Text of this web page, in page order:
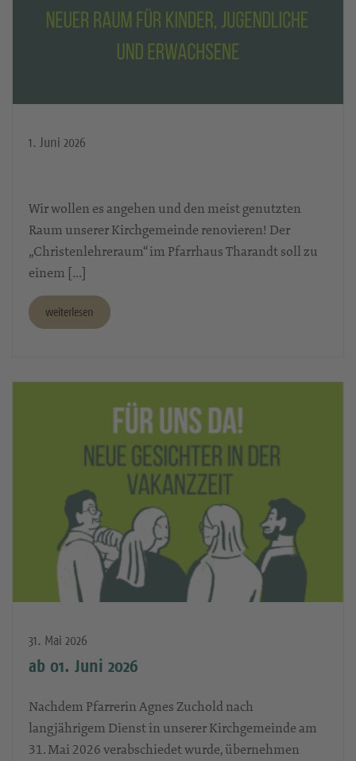
1. Juni 2026
Wir wollen es angehen und den meist genutzten
Raum unserer Kirchgemeinde renovieren! Der
„Christenlehreraum“ im Pfarrhaus Tharandt soll zu
einem […]
weiterlesen
31. Mai 2026
ab 01. Juni 2026
Nachdem Pfarrerin Agnes Zuchold nach
langjährigem Dienst in unserer Kirchgemeinde am
31. Mai 2026 verabschiedet wurde, übernehmen